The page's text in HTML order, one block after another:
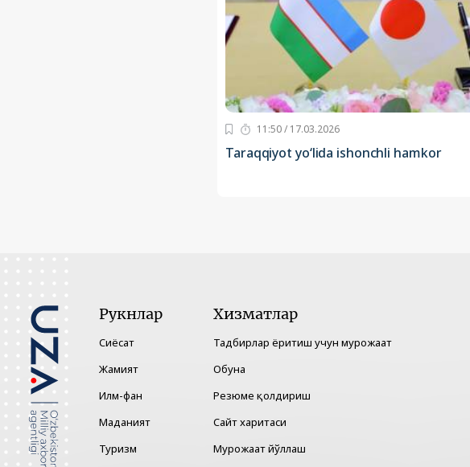
11:50 / 17.03.2026
Taraqqiyot yo‘lida ishonchli hamkor
Рукнлар
Сиёсат
Жамият
Илм-фан
Маданият
Туризм
Хизматлар
Тадбирлар ёритиш учун мурожаат
Обуна
Резюме қолдириш
Сайт харитаси
Мурожаат йўллаш